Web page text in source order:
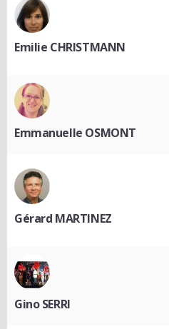
Emilie CHRISTMANN
Emmanuelle OSMONT
Gérard MARTINEZ
Gino SERRI